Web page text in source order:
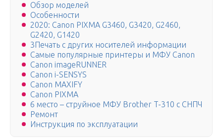
Обзор моделей
Особенности
2020: Canon PIXMA G3460, G3420, G2460,
G2420, G1420
3Печать с других носителей информации
Самые популярные принтеры и МФУ Canon
Canon imageRUNNER
Canon i-SENSYS
Canon MAXIFY
Canon PIXMA
6 место – струйное МФУ Brother T-310 с СНПЧ
Ремонт
Инструкция по эксплуатации